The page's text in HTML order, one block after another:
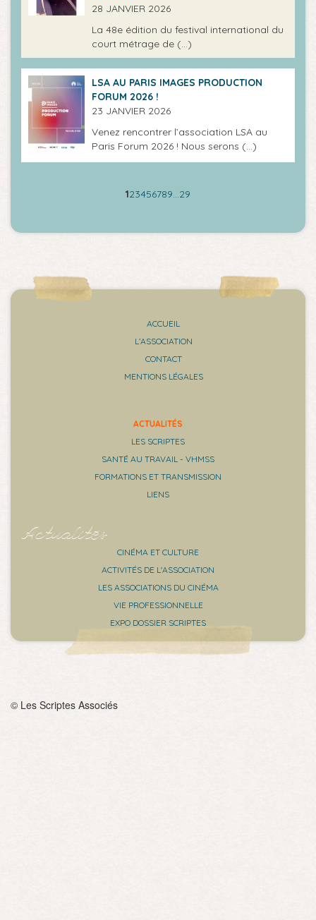
28 JANVIER 2026
La 48e édition du festival international du
court métrage de (…)
LSA AU PARIS IMAGES PRODUCTION
FORUM 2026 !
23 JANVIER 2026
Venez rencontrer l’association LSA au
Paris Forum 2026 ! Nous serons (…)
123456789…29
ACCUEIL
L’ASSOCIATION
CONTACT
MENTIONS LÉGALES
ACTUALITÉS
LES SCRIPTES
SANTÉ AU TRAVAIL - VHMSS
FORMATIONS ET TRANSMISSION
LIENS
Actualités
CINÉMA ET CULTURE
ACTIVITÉS DE L'ASSOCIATION
LES ASSOCIATIONS DU CINÉMA
VIE PROFESSIONNELLE
EXPO DOSSIER SCRIPTES
© Les Scriptes Associés